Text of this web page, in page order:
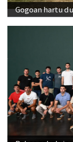
Gogoan hartu